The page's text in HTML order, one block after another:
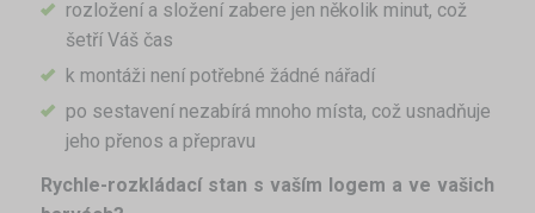
rozložení a složení zabere jen několik minut, což
šetří Váš čas
k montáži není potřebné žádné nářadí
po sestavení nezabírá mnoho místa, což usnadňuje
jeho přenos a přepravu
Rychle-rozkládací stan s vaším logem a ve vašich